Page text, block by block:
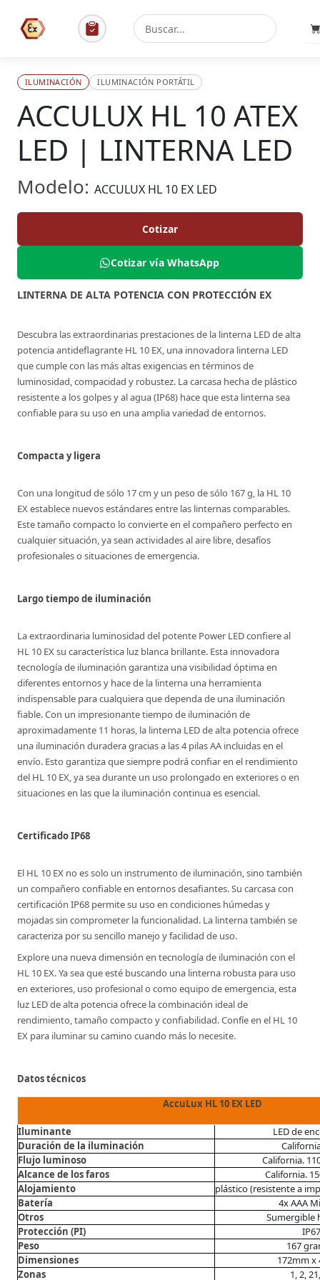
ILUMINACIÓN ILUMINACIÓN PORTÁTIL
ACCULUX HL 10 ATEX
LED | LINTERNA LED
Modelo: ACCULUX HL 10 EX LED
Cotizar
Cotizar vía WhatsApp
LINTERNA DE ALTA POTENCIA CON PROTECCIÓN EX
Descubra las extraordinarias prestaciones de la linterna LED de alta
potencia antideflagrante HL 10 EX, una innovadora linterna LED
que cumple con las más altas exigencias en términos de
luminosidad, compacidad y robustez. La carcasa hecha de plástico
resistente a los golpes y al agua (IP68) hace que esta linterna sea
confiable para su uso en una amplia variedad de entornos.
Compacta y ligera
Con una longitud de sólo 17 cm y un peso de sólo 167 g, la HL 10
EX establece nuevos estándares entre las linternas comparables.
Este tamaño compacto lo convierte en el compañero perfecto en
cualquier situación, ya sean actividades al aire libre, desafíos
profesionales o situaciones de emergencia.
Largo tiempo de iluminación
La extraordinaria luminosidad del potente Power LED confiere al
HL 10 EX su característica luz blanca brillante. Esta innovadora
tecnología de iluminación garantiza una visibilidad óptima en
diferentes entornos y hace de la linterna una herramienta
indispensable para cualquiera que dependa de una iluminación
fiable. Con un impresionante tiempo de iluminación de
aproximadamente 11 horas, la linterna LED de alta potencia ofrece
una iluminación duradera gracias a las 4 pilas AA incluidas en el
envío. Esto garantiza que siempre podrá confiar en el rendimiento
del HL 10 EX, ya sea durante un uso prolongado en exteriores o en
situaciones en las que la iluminación continua es esencial.
Certificado IP68
El HL 10 EX no es solo un instrumento de iluminación, sino también
un compañero confiable en entornos desafiantes. Su carcasa con
certificación IP68 permite su uso en condiciones húmedas y
mojadas sin comprometer la funcionalidad. La linterna también se
caracteriza por su sencillo manejo y facilidad de uso.
Explore una nueva dimensión en tecnología de iluminación con el
HL 10 EX. Ya sea que esté buscando una linterna robusta para uso
en exteriores, uso profesional o como equipo de emergencia, esta
luz LED de alta potencia ofrece la combinación ideal de
rendimiento, tamaño compacto y confiabilidad. Confíe en el HL 10
EX para iluminar su camino cuando más lo necesite.
Datos técnicos
AccuLux HL 10 EX LED
Iluminante
LED de
Duración de la iluminación
Flujo luminoso
California.
Alcance de los faros
California.
Alojamiento
plástico (resistente a
Batería
4x AAA
Otros
Sumergible
Protección (PI)
IP67
Peso
167
Dimensiones
172mm x
Zonas
1, 2,